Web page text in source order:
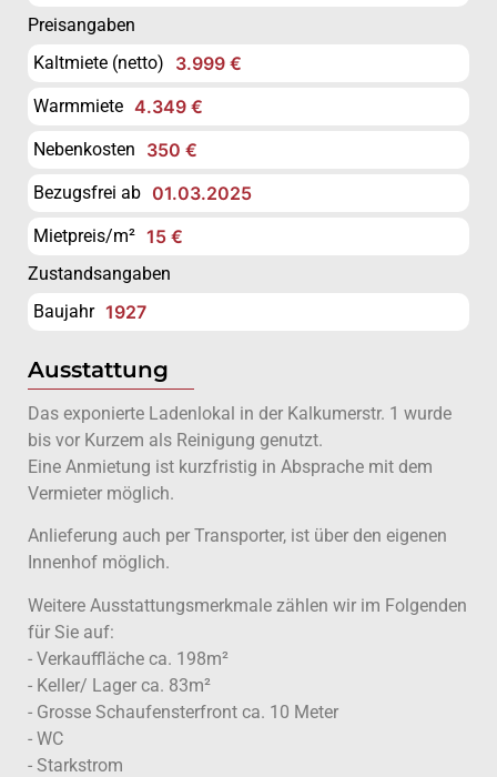
Preisangaben
Kaltmiete (netto)
3.999 €
Warmmiete 4.349 €
Nebenkosten 350 €
Bezugsfrei ab 01.03.2025
Mietpreis/m² 15 €
Zustandsangaben
Baujahr 1927
Ausstattung
Das exponierte Ladenlokal in der Kalkumerstr. 1 wurde
bis vor Kurzem als Reinigung genutzt.
Eine Anmietung ist kurzfristig in Absprache mit dem
Vermieter möglich.
Anlieferung auch per Transporter, ist über den eigenen
Innenhof möglich.
Weitere Ausstattungsmerkmale zählen wir im Folgenden
für Sie auf:
- Verkauffläche ca. 198m²
- Keller/ Lager ca. 83m²
- Grosse Schaufensterfront ca. 10 Meter
- WC
- Starkstrom